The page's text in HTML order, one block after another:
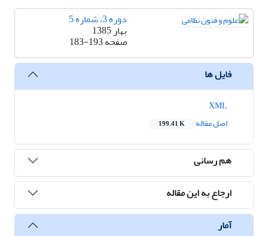
دوره 3، شماره 5
بهار 1385
صفحه183-193
فایل ها
اصل مقاله
199.41 K
هم رسانی
ارجاع به این مقاله
آمار